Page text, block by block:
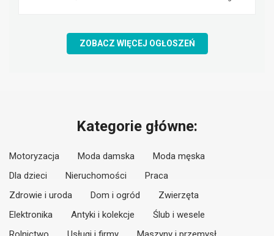
ZOBACZ WIĘCEJ OGŁOSZEŃ
Kategorie główne:
Motoryzacja Moda damska
Moda męska
Dla dzieci
Nieruchomości
Praca
Zdrowie i uroda
Dom i ogród
Zwierzęta
Elektronika
Antyki i kolekcje
Ślub i wesele